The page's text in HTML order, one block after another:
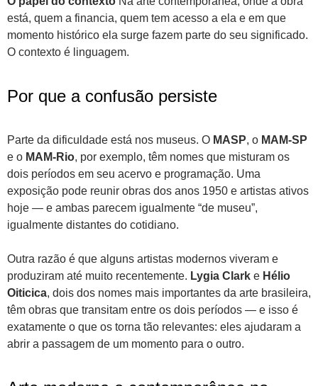
está, quem a financia, quem tem acesso a ela e em que
momento histórico ela surge fazem parte do seu significado.
O contexto é linguagem.
Por que a confusão persiste
Parte da dificuldade está nos museus. O MASP, o MAM-SP
e o MAM-Rio, por exemplo, têm nomes que misturam os
dois períodos em seu acervo e programação. Uma
exposição pode reunir obras dos anos 1950 e artistas ativos
hoje — e ambas parecem igualmente “de museu”,
igualmente distantes do cotidiano.
Outra razão é que alguns artistas modernos viveram e
produziram até muito recentemente. Lygia Clark e Hélio
Oiticica, dois dos nomes mais importantes da arte brasileira,
têm obras que transitam entre os dois períodos — e isso é
exatamente o que os torna tão relevantes: eles ajudaram a
abrir a passagem de um momento para o outro.